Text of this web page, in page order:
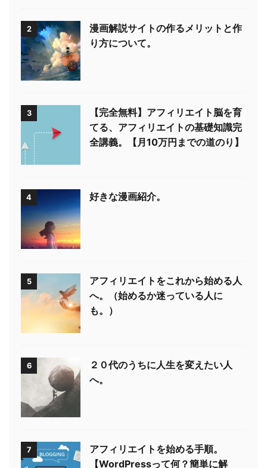
2
漫画解説サイトの作るメリットと作
り方について。
3
【完全無料】アフィリエイト脳を育
てる、アフィリエイトの基礎知識完
全講義。【月10万円までの道のり】
4 好きな漫画紹介。
5
アフィリエイトをこれから始める人
へ。（始めるか迷っている人に
も。）
6
２０代のうちに人生を変えたい人
へ。
7
アフィリエイトを始める手順。
【WordPressって何？簡単に解